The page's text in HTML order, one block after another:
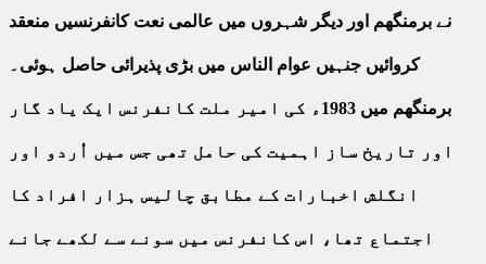
نے برمنگھم اور دیگر شہروں میں عالمی نعت کانفرنسیں منعقد
کروائیں جنہیں عوام الناس میں بڑی پذیرائی حاصل ہوئی۔
برمنگھم میں 1983ء کی امیر ملت کانفرنس ایک یاد گار
اور تاریخ ساز اہمیت کی حامل تھی جس میں اُردو اور
انگلش اخبارات کے مطابق چالیس ہزار افراد کا
اجتماع تھا، اس کانفرنس میں سونے سے لکھے جانے